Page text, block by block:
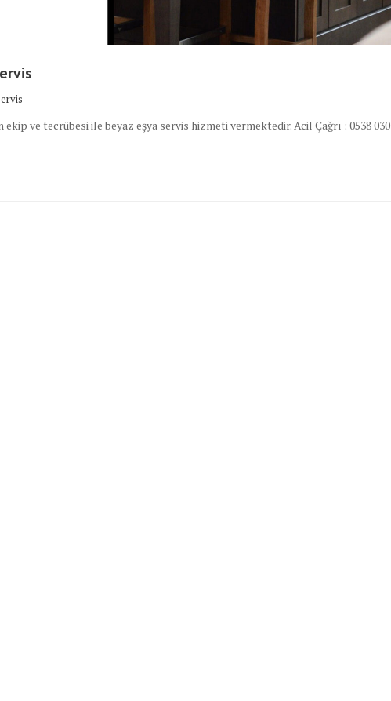
ve tecrübesi ile beyaz eşya servis hizmeti vermektedir. Acil Çağrı : 0538 030